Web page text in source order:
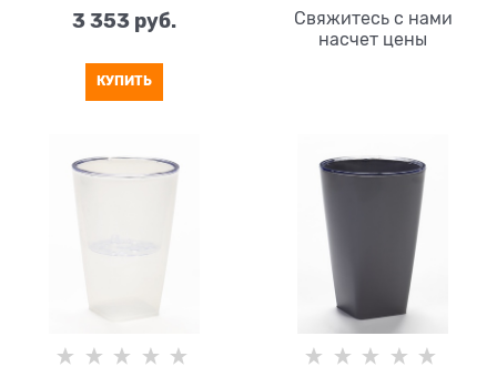
3 353 руб.
КУПИТЬ
Свяжитесь с нами
насчет цены